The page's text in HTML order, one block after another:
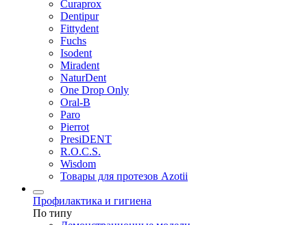
Curaprox
Dentipur
Fittydent
Fuchs
Isodent
Miradent
NaturDent
One Drop Only
Oral-B
Paro
Pierrot
PresiDENT
R.O.C.S.
Wisdom
Товары для протезов Azotii
Профилактика и гигиена
По типу